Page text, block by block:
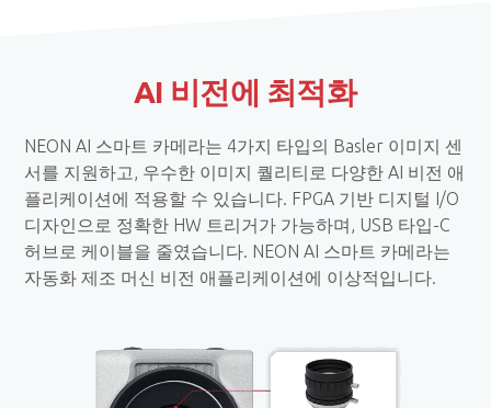
AI 비전에 최적화
NEON AI 스마트 카메라는 4가지 타입의 Basler 이미지 센
서를 지원하고, 우수한 이미지 퀄리티로 다양한 AI 비전 애
플리케이션에 적용할 수 있습니다. FPGA 기반 디지털 I/O
디자인으로 정확한 HW 트리거가 가능하며, USB 타입-C
허브로 케이블을 줄였습니다. NEON AI 스마트 카메라는
자동화 제조 머신 비전 애플리케이션에 이상적입니다.